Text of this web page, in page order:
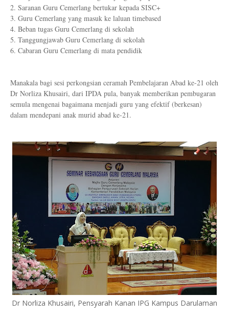
2. Saranan Guru Cemerlang bertukar kepada SISC+
3. Guru Cemerlang yang masuk ke laluan timebased
4. Beban tugas Guru Cemerlang di sekolah
5. Tanggungjawab Guru Cemerlang di sekolah
6. Cabaran Guru Cemerlang di mata pendidik
Manakala bagi sesi perkongsian ceramah Pembelajaran Abad ke-21 oleh
Dr Norliza Khusairi, dari IPDA pula, banyak memberikan pembugaran
semula mengenai bagaimana menjadi guru yang efektif (berkesan)
dalam mendepani anak murid abad ke-21.
Dr Norliza Khusairi, Pensyarah Kanan IPG Kampus Darulaman